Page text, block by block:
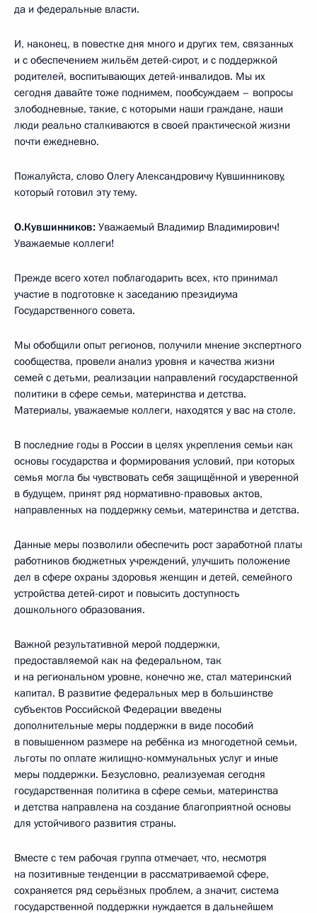
да и федеральные власти.
И, наконец, в повестке дня много и других тем, связанных
и с обеспечением жильём детей-сирот, и с поддержкой
родителей, воспитывающих детей-инвалидов. Мы их
сегодня давайте тоже поднимем, пообсуждаем – вопросы
злободневные, такие, с которыми наши граждане, наши
люди реально сталкиваются в своей практической жизни
почти ежедневно.
Пожалуйста, слово Олегу Александровичу Кувшинникову,
который готовил эту тему.
О.Кувшинников: Уважаемый Владимир Владимирович!
Уважаемые коллеги!
Прежде всего хотел поблагодарить всех, кто принимал
участие в подготовке к заседанию президиума
Государственного совета.
Мы обобщили опыт регионов, получили мнение экспертного
сообщества, провели анализ уровня и качества жизни
семей с детьми, реализации направлений государственной
политики в сфере семьи, материнства и детства.
Материалы, уважаемые коллеги, находятся у вас на столе.
В последние годы в России в целях укрепления семьи как
основы государства и формирования условий, при которых
семья могла бы чувствовать себя защищённой и уверенной
в будущем, принят ряд нормативно-правовых актов,
направленных на поддержку семьи, материнства и детства.
Данные меры позволили обеспечить рост заработной платы
работников бюджетных учреждений, улучшить положение
дел в сфере охраны здоровья женщин и детей, семейного
устройства детей-сирот и повысить доступность
дошкольного образования.
Важной результативной мерой поддержки,
предоставляемой как на федеральном, так
и на региональном уровне, конечно же, стал материнский
капитал. В развитие федеральных мер в большинстве
субъектов Российской Федерации введены
дополнительные меры поддержки в виде пособий
в повышенном размере на ребёнка из многодетной семьи,
льготы по оплате жилищно-коммунальных услуг и иные
меры поддержки. Безусловно, реализуемая сегодня
государственная политика в сфере семьи, материнства
и детства направлена на создание благоприятной основы
для устойчивого развития страны.
Вместе с тем рабочая группа отмечает, что, несмотря
на позитивные тенденции в рассматриваемой сфере,
сохраняется ряд серьёзных проблем, а значит, система
государственной поддержки нуждается в дальнейшем